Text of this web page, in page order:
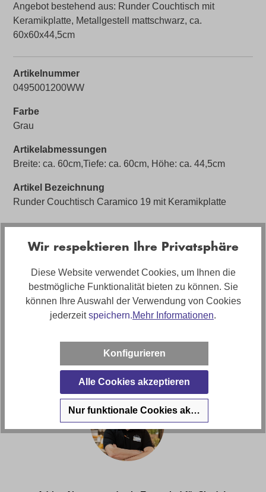
Angebot bestehend aus: Runder Couchtisch mit
Keramikplatte, Metallgestell mattschwarz, ca.
60x60x44,5cm
Artikelnummer
0495001200WW
Farbe
Grau
Artikelabmessungen
Breite: ca. 60cm,Tiefe: ca. 60cm, Höhe: ca. 44,5cm
Artikel Bezeichnung
Runder Couchtisch Caramico 19 mit Keramikplatte
Bewertungen
Anleitungen und Sicherheit
Haben Sie Fragen zu diesem
Wir respektieren Ihre Privatsphäre
Diese Website verwendet Cookies, um Ihnen die
bestmögliche Funktionalität bieten zu können. Sie
können Ihre Auswahl der Verwendung von Cookies
jederzeitspeichern.Mehr Informationen.
Konfigurieren
Alle Cookies akzeptieren
Nur funktionale Cookies akzeptieren